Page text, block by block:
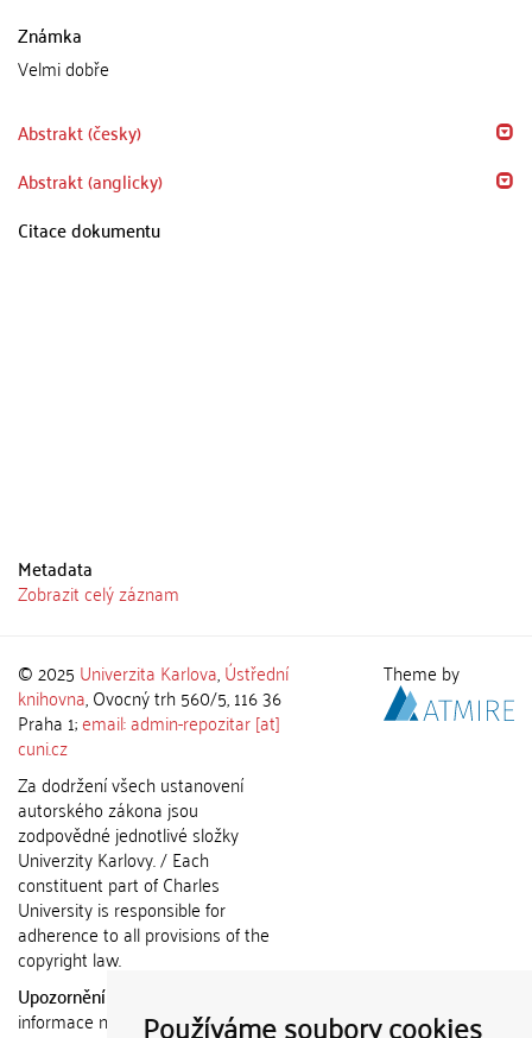
Používáme soubory cookies
Známka
Velmi dobře
Abstrakt (česky)
Abstrakt (anglicky)
Citace dokumentu
Metadata
Zobrazit celý záznam
© 2025 Univerzita Karlova,Ústřední
knihovna, Ovocný trh 560/5, 116 36
Praha 1;email: admin-repozitar [at]
cuni.cz
Za dodržení všech ustanovení
autorského zákona jsou
zodpovědné jednotlivé složky
Univerzity Karlovy. / Each
constituent part of Charles
University is responsible for
adherence to all provisions of the
copyright law.
Upozornění / Notice:
informace nemohou být použity k
Theme by